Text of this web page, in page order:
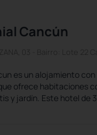
Cancún
es un alojamiento
ofrece habitaciones
y jardín. Este hotel de